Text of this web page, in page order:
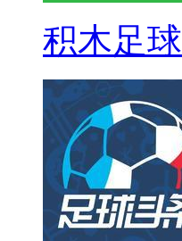
积木足球